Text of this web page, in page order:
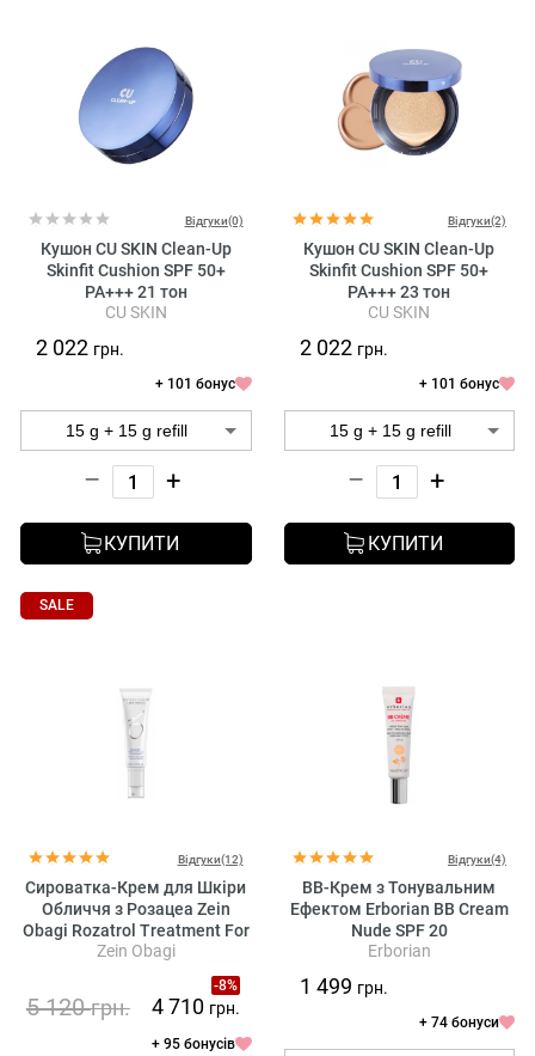
Відгуки(0)
Кушон CU SKIN Clean-Up
Skinfit Cushion SPF 50+
PA+++ 21 тон
CU SKIN
2 022 грн.
+ 101 бонус
– +
КУПИТИ
Відгуки(2)
Кушон CU SKIN Clean-Up
Skinfit Cushion SPF 50+
PA+++ 23 тон
CU SKIN
2 022 грн.
+ 101 бонус
– +
КУПИТИ
SALE
Відгуки(12)
Сироватка-Крем для Шкіри
Обличчя з Розацеа Zein
Obagi Rozatrol Treatment For
Red Sensitized Skin
Zein Obagi
-8%
5 120грн. 4 710 грн.
+ 95 бонусів
Відгуки(4)
BB-Крем з Тонувальним
Ефектом Erborian BB Cream
Nude SPF 20
Erborian
1 499 грн.
+ 74 бонуси